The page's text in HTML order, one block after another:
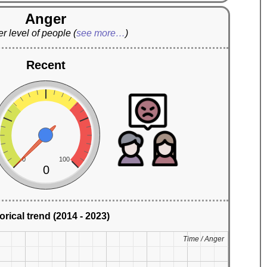
Anger
level of people(see more…)
Recent
0 100
0
trend (2014 - 2023)
Time / Anger
Time / Anger